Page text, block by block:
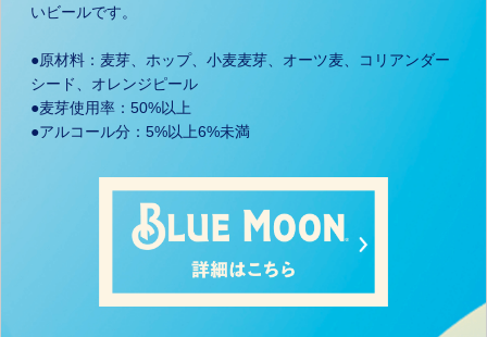
いビールです。
●原材料：麦芽、ホップ、小麦麦芽、オーツ麦、コリアンダー
シード、オレンジピール
●麦芽使用率：50%以上
●アルコール分：5%以上6%未満